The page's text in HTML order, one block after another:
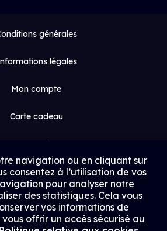
générales
légales
Mon compte
Carte cadeau
Espace médias
Contact
Proposer un film
Rejoindre Uptrack
navigation ou en cliquant sur
consentez à l’utilisation de vos
pour analyser notre
des statistiques. Cela vous
vos informations de
offrir un accès sécurisé au